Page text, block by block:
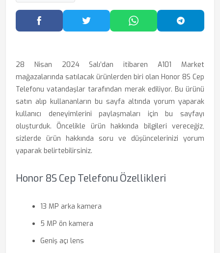
Facebook'ta PaylaşTwitter'da PaylaşWhatsApp'ta Paylaş
28 Nisan 2024 Salı’dan itibaren A101 Market
mağazalarında satılacak ürünlerden biri olan Honor 8S Cep
Telefonu vatandaşlar tarafından merak ediliyor. Bu ürünü
satın alıp kullananların bu sayfa altında yorum yaparak
kullanıcı deneyimlerini paylaşmaları için bu sayfayı
oluşturduk. Öncelikle ürün hakkında bilgileri vereceğiz,
sizlerde ürün hakkında soru ve düşüncelerinizi yorum
yaparak belirtebilirsiniz.
Honor 8S Cep Telefonu Özellikleri
13 MP arka kamera
5 MP ön kamera
Geniş açı lens